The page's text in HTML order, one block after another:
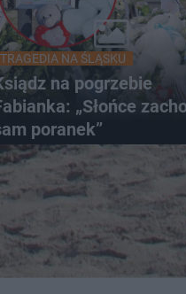
TRAGEDIA NA ŚLĄSKU
na pogrzebie
„Słońce
poranek”